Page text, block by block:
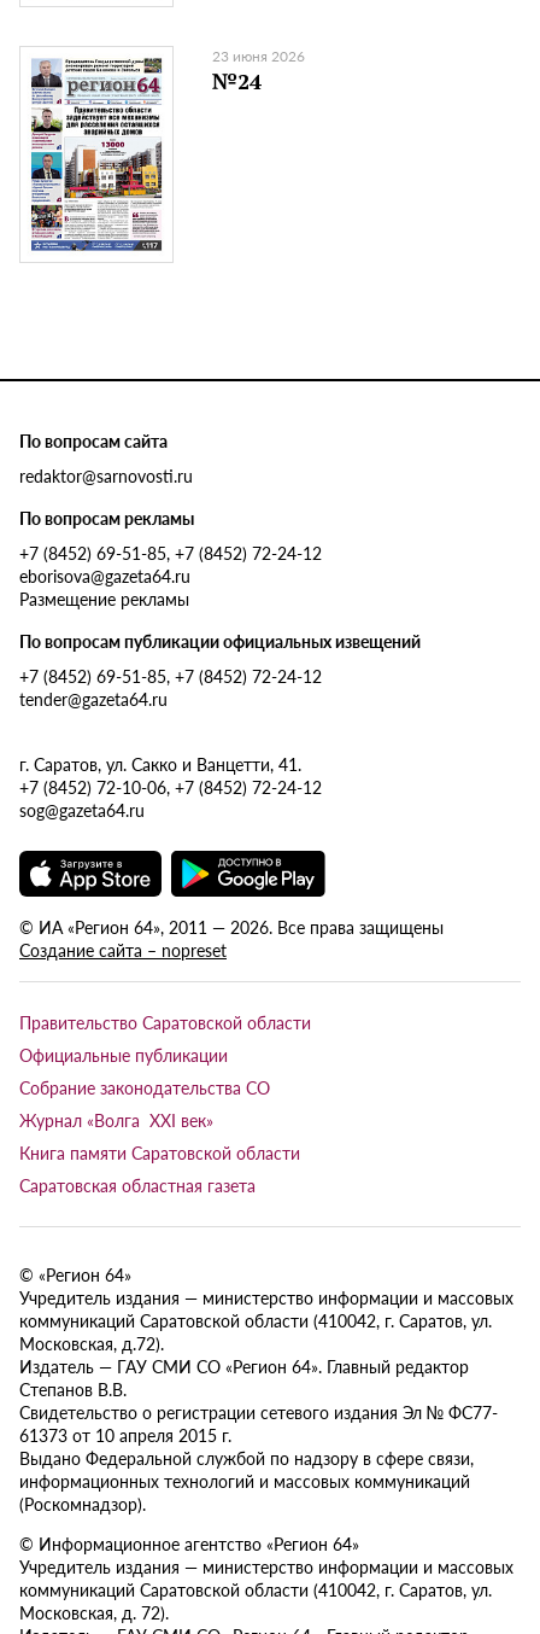
23 июня 2026
№24
По вопросам сайта
redaktor@sarnovosti.ru
По вопросам рекламы
+7 (8452) 69-51-85, +7 (8452) 72-24-12
eborisova@gazeta64.ru
Размещение рекламы
По вопросам публикации официальных извещений
+7 (8452) 69-51-85, +7 (8452) 72-24-12
tender@gazeta64.ru
г. Саратов, ул. Сакко и Ванцетти, 41.
+7 (8452) 72-10-06, +7 (8452) 72-24-12
sog@gazeta64.ru
© ИА «Регион 64», 2011 — 2026. Все права защищены
Создание сайта – nopreset
Правительство Саратовской области
Официальные публикации
Собрание законодательства СО
Журнал «Волга XXI век»
Книга памяти Саратовской области
Саратовская областная газета
© «Регион 64»
Учредитель издания — министерство информации и массовых
коммуникаций Саратовской области (410042, г. Саратов, ул.
Московская, д.72).
Издатель — ГАУ СМИ СО «Регион 64». Главный редактор
Степанов В.В.
Свидетельство о регистрации сетевого издания Эл № ФС77-
61373 от 10 апреля 2015 г.
Выдано Федеральной службой по надзору в сфере связи,
информационных технологий и массовых коммуникаций
(Роскомнадзор).
© Информационное агентство «Регион 64»
Учредитель издания — министерство информации и массовых
коммуникаций Саратовской области (410042, г. Саратов, ул.
Московская, д. 72).